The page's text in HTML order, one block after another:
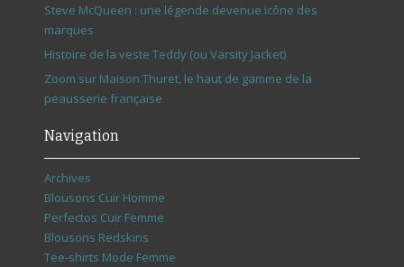
Steve McQueen : une légende devenue icône des
marques
Histoire de la veste Teddy (ou Varsity Jacket)
Zoom sur Maison Thuret, le haut de gamme de la
peausserie française
Navigation
Archives
Blousons Cuir Homme
Perfectos Cuir Femme
Blousons Redskins
Tee-shirts Mode Femme